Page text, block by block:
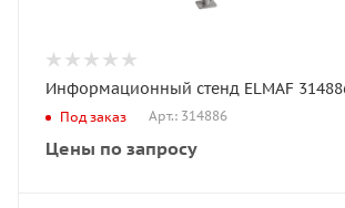
Информационный стенд ELMAF
Под заказ Арт.: 314886
Цены по запросу